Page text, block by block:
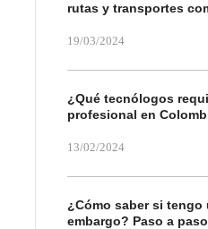
rutas y transportes
19/03/2024
¿Qué tecnólogos
profesional en
13/02/2024
¿Cómo saber si tengo
embargo? Paso a